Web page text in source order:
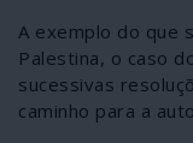
A exemplo do que
Palestina, o caso
sucessivas
caminho para a